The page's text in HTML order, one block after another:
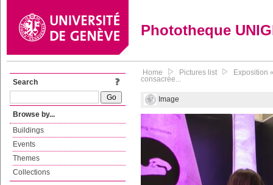
Phototheque
Search
Browse by...
Buildings
Events
Themes
Collections
Home Pictures list Exposition
consacrée...
Image